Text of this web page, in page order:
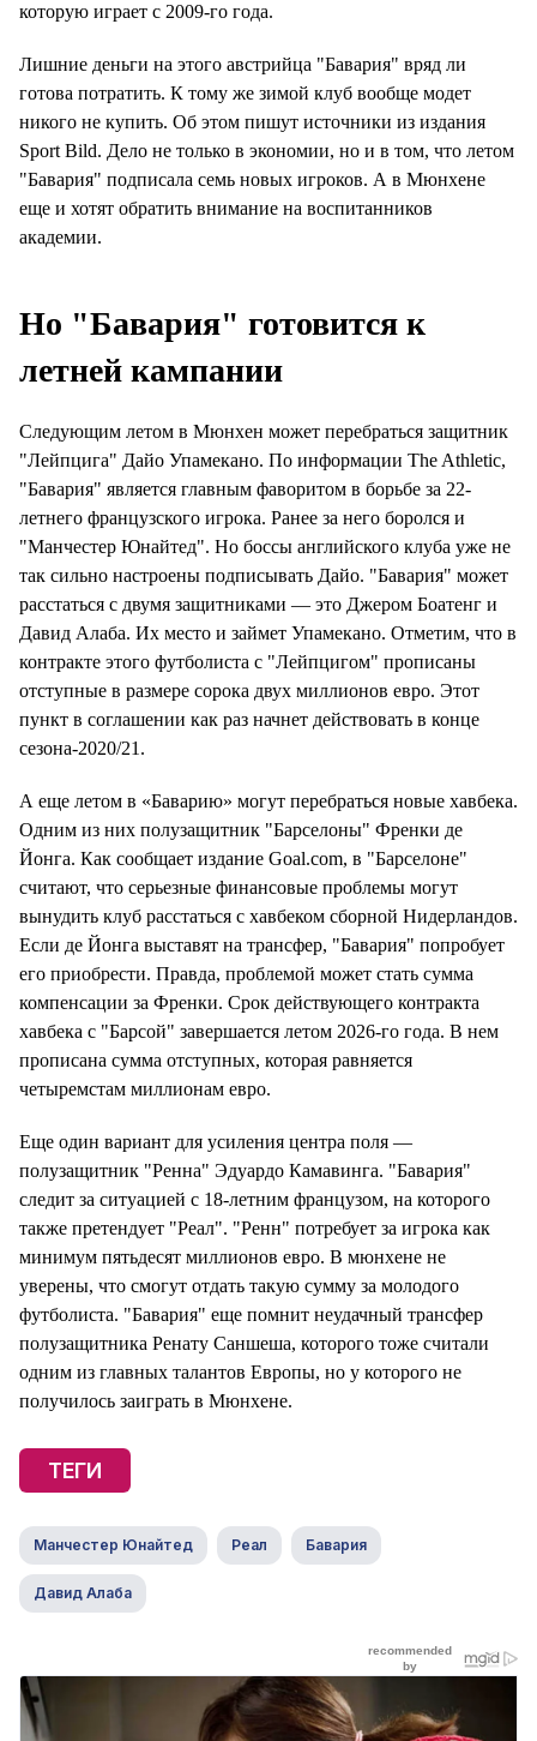
которую играет с 2009-го года.
Лишние деньги на этого австрийца "Бавария" вряд ли
готова потратить. К тому же зимой клуб вообще модет
никого не купить. Об этом пишут источники из издания
Sport Bild. Дело не только в экономии, но и в том, что летом
"Бавария" подписала семь новых игроков. А в Мюнхене
еще и хотят обратить внимание на воспитанников
академии.
Но "Бавария" готовится к
летней кампании
Следующим летом в Мюнхен может перебраться защитник
"Лейпцига" Дайо Упамекано. По информации The Athletic,
"Бавария" является главным фаворитом в борьбе за 22-
летнего французского игрока. Ранее за него боролся и
"Манчестер Юнайтед". Но боссы английского клуба уже не
так сильно настроены подписывать Дайо. "Бавария" может
расстаться с двумя защитниками — это Джером Боатенг и
Давид Алаба. Их место и займет Упамекано. Отметим, что в
контракте этого футболиста с "Лейпцигом" прописаны
отступные в размере сорока двух миллионов евро. Этот
пункт в соглашении как раз начнет действовать в конце
сезона-2020/21.
А еще летом в «Баварию» могут перебраться новые хавбека.
Одним из них полузащитник "Барселоны" Френки де
Йонга. Как сообщает издание Goal.com, в "Барселоне"
считают, что серьезные финансовые проблемы могут
вынудить клуб расстаться с хавбеком сборной Нидерландов.
Если де Йонга выставят на трансфер, "Бавария" попробует
его приобрести. Правда, проблемой может стать сумма
компенсации за Френки. Срок действующего контракта
хавбека с "Барсой" завершается летом 2026-го года. В нем
прописана сумма отступных, которая равняется
четыремстам миллионам евро.
Еще один вариант для усиления центра поля —
полузащитник "Ренна" Эдуардо Камавинга. "Бавария"
следит за ситуацией с 18-летним французом, на которого
также претендует "Реал". "Ренн" потребует за игрока как
минимум пятьдесят миллионов евро. В мюнхене не
уверены, что смогут отдать такую сумму за молодого
футболиста. "Бавария" еще помнит неудачный трансфер
полузащитника Ренату Саншеша, которого тоже считали
одним из главных талантов Европы, но у которого не
получилось заиграть в Мюнхене.
ТЕГИ
Манчестер Юнайтед Реал Бавария
Давид Алаба